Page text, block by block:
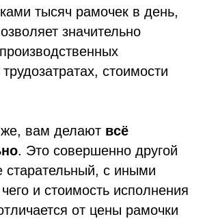
тысяч рамочек в день,
значительно
стоимости
вам делают всё
. Это совершенно другой
старательный, с иными
и стоимость исполнения
от цены рамочки